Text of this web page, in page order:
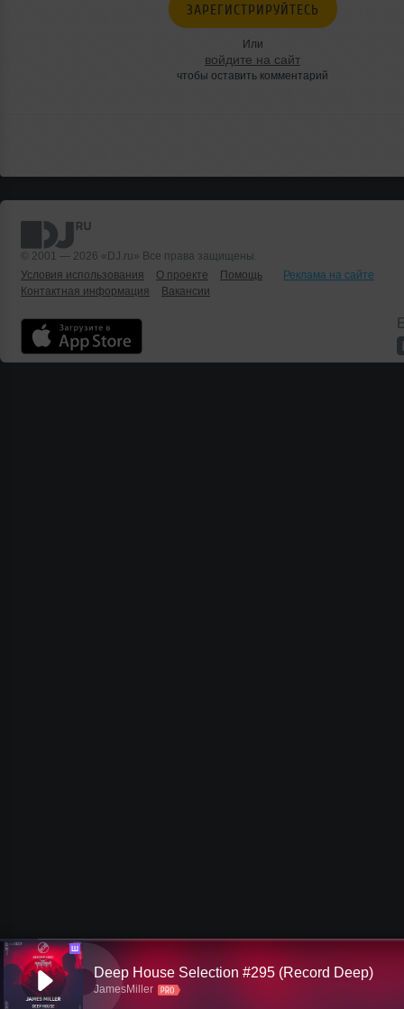
ЗАРЕГИСТРИРУЙТЕСЬ
Или
войдите на сайт
чтобы оставить комментарий
© 2001 — 2026 «DJ.ru» Все права защищены.
Условия использования
О проекте Помощь
Реклама на сайте
Контактная информация
Вакансии
Ш
Deep House Selection #295 (Record Deep)
JamesMiller